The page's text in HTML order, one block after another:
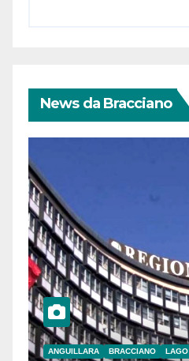
News da Bracciano
ANGUILLARA BRACCIANO LAGO